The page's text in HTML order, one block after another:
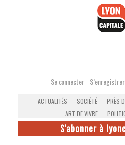
Se connecter S’enregistrer
ACTUALITÉS SOCIÉTÉ PRÈS
ART DE VIVRE
S'abonner à